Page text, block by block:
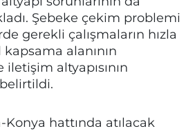
Şebeke çekim problemi
gerekli çalışmaların hızla
kapsama alanının
altyapısının
Konya hattında atılacak